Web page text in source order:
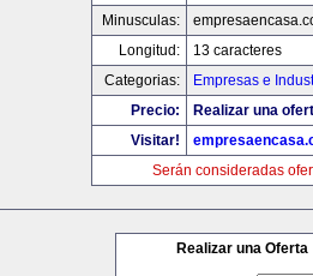
Minusculas:
Longitud:
13 caracteres
Categorias:
Empresas e
Precio:
Realizar una
Visitar!
Serán consideradas
Realizar una Oferta